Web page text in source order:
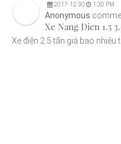
Anonymous
Xe Nang Dien 1.5
2017-12 30 1:30 PM
Xe điện 2.5 tấn giá bao nhiêu